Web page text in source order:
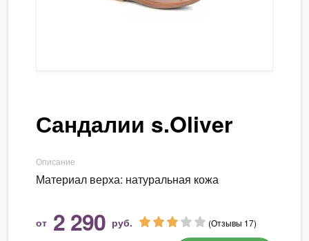
Сандалии s.Oliver
Описание
Материал верха: натуральная кожа
от 2 290 руб. (Отзывы 17)